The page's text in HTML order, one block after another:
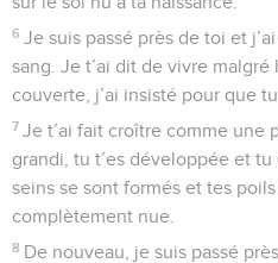
6 Je suis passé près de toi et
sang. Je t’ai dit de vivre
couverte, j’ai insisté pour que
7 Je t’ai fait croître comme une
grandi, tu t’es développée et
seins se sont formés et tes
complètement nue.
8 De nouveau, je suis passé